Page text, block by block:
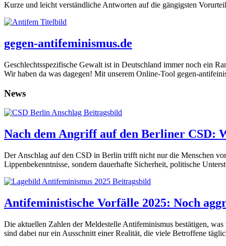
Kurze und leicht verständliche Antworten auf die gängigsten
gegen-antifeminismus.de
Geschlechtsspezifische Gewalt ist in Deutschland immer noch ein
Wir haben da was dagegen! Mit unserem Online-Tool gegen-
News
Nach dem Angriff auf den Berliner CSD:
Der Anschlag auf den CSD in Berlin trifft nicht nur die Menschen
Lippenbekenntnisse, sondern dauerhafte Sicherheit, politische
Antifeministische Vorfälle 2025: Noch
Die aktuellen Zahlen der Meldestelle Antifeminismus bestätigen,
sind dabei nur ein Ausschnitt einer Realität, die viele Betroffene